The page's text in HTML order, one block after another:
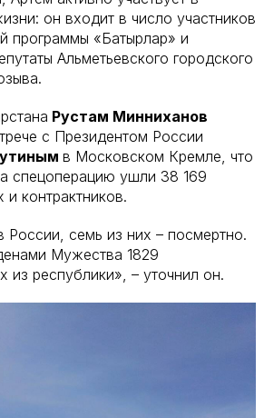
он входит в число участников
программы «Батырлар» и
Альметьевского городского
Рустам Минниханов
с Президентом России
в Московском Кремле, что
спецоперацию ушли 38 169
контрактников.
России, семь из них – посмертно.
Мужества 1829
из республики», – уточнил он.